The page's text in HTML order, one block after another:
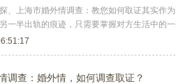
探、上海市婚外情调查：教您如何取证其实作
一半出轨的痕迹，只需要掌握对方生活中的
调查：婚外情，如何调查取证？